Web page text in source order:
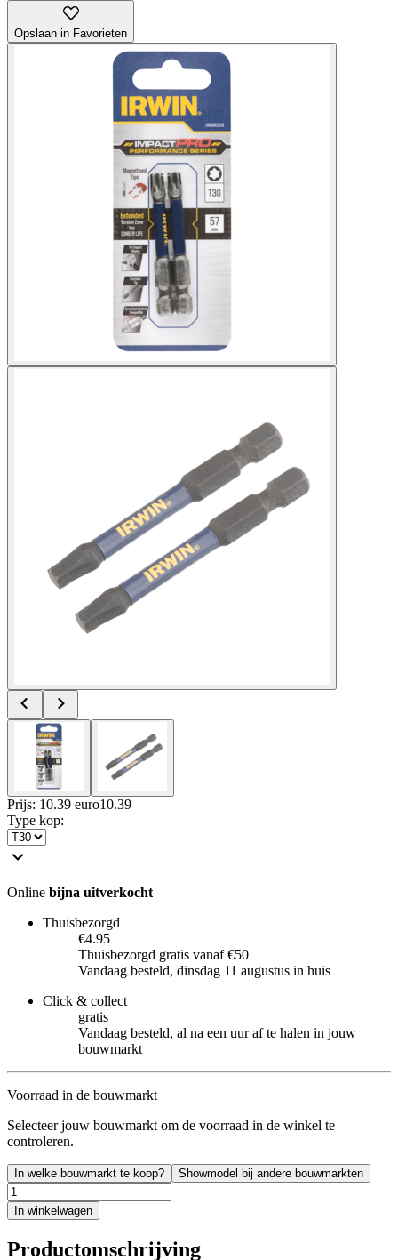
Opslaan in Favorieten
Prijs: 10.39 euro10.39
Type kop:
Online bijna uitverkocht
Thuisbezorgd
€4.95
Thuisbezorgd gratis vanaf €50
Vandaag besteld, dinsdag 11 augustus in huis
Click & collect
gratis
Vandaag besteld, al na een uur af te halen in jouw
bouwmarkt
Voorraad in de bouwmarkt
Selecteer jouw bouwmarkt om de voorraad in de winkel te
controleren.
In welke bouwmarkt te koop? Showmodel bij andere bouwmarkten
In winkelwagen
Productomschrijving